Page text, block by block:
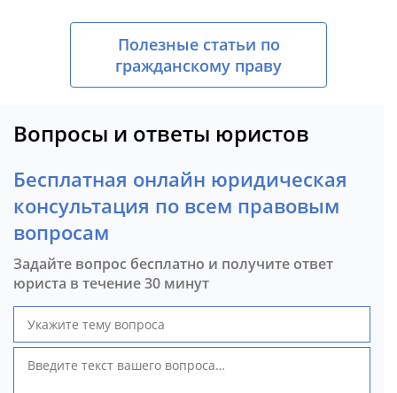
Полезные статьи по
гражданскому праву
Вопросы и ответы юристов
Бесплатная онлайн юридическая
консультация по всем правовым
вопросам
Задайте вопрос бесплатно и получите ответ
юриста в течение 30 минут